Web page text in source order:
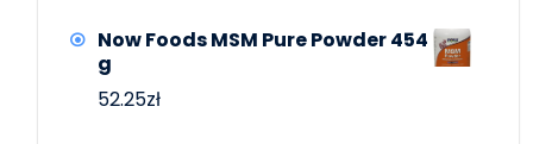
Now Foods MSM Pure Powder 454
g
52.25zł